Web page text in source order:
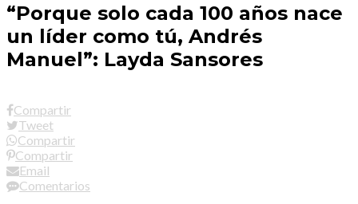
“Porque solo cada 100 años nace
un líder como tú, Andrés
Manuel”: Layda Sansores
Compartir
Tweet
Compartir
Compartir
Email
Comentarios